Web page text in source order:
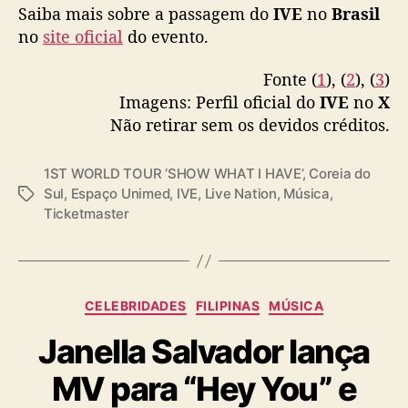
D
T
R
‘
S
O
W
T
H
V
’
November 8, 2023
Saiba mais sobre a passagem do IVE no Brasil
no site oficial do evento.
Fonte (1), (2), (3)
Imagens: Perfil oficial do IVE no X
Não retirar sem os devidos créditos.
T
1ST WORLD TOUR ‘SHOW WHAT I HAVE’, Coreia do
Sul, Espaço Unimed, IVE, Live Nation, Música,
Ticketmaster
C
t
e
g
o
CELEBRIDADES FILIPINAS MÚSICA
Janella Salvador lança
MV para “Hey You” e